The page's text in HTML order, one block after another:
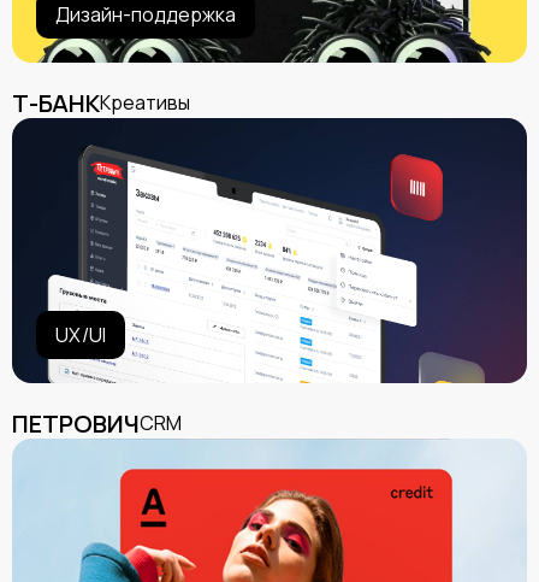
Дизайн-поддержка
Т-БАНККреативы
UX/UI
ПЕТРОВИЧCRM